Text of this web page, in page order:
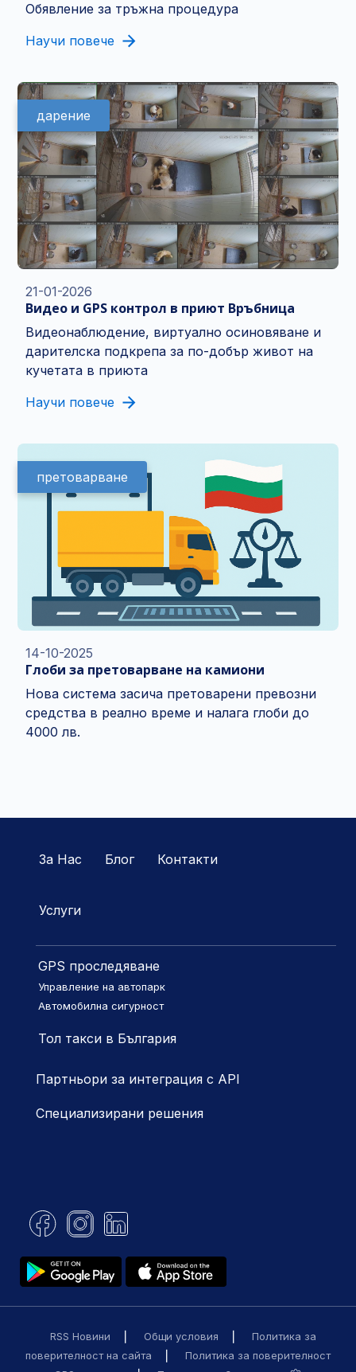
Обявление за тръжна процедура
Научи повече
дарение
21-01-2026
Видео и GPS контрол в приют Връбница
Видеонаблюдение, виртуално осиновяване и
дарителска подкрепа за по-добър живот на
кучетата в приюта
Научи повече
претоварване
14-10-2025
Глоби за претоварване на камиони
Нова система засича претоварени превозни
средства в реално време и налага глоби до
4000 лв.
За Нас Блог Контакти
Услуги
GPS проследяване
Управление на автопарк
Автомобилна сигурност
Тол такси в България
Партньори за интеграция с API
Специализирани решения
RSS Новини Общи условия
Политика за
поверителност на сайта
Политика за поверителност